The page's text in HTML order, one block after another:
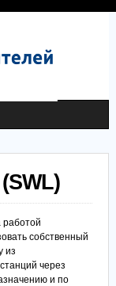
собственный
из
через
и по